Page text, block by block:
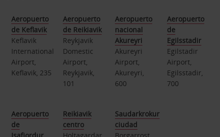
Aeropuerto
de Keflavik
Keflavik
International
Airport,
Keflavik, 235
Aeropuerto
de Reikiavik
Reykjavik
Domestic
Airport,
Reykjavik,
101
Aeropuerto
nacional
Akureyri
Akureyri
Airport,
Akureyri,
600
Aeropuerto
de
Egilsstadir
Egilstadir
Airport,
Egilsstadir,
700
Aeropuerto
de
Reikiavik
centro
Saudarkrokur
ciudad